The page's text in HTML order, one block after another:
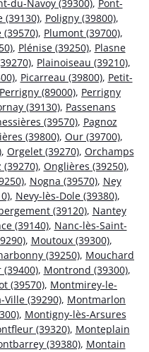
du-Navoy (39300), Pont-
(39130), Poligny (39800),
(39570), Plumont (39700),
, Plénise (39250), Plasne
, Plainoiseau (39210),
, Picarreau (39800), Petit-
Perrigny (89000), Perrigny
(39130), Passenans
(39570), Pagnoz
(39800), Our (39700),
, Orgelet (39270), Orchamps
(39270), Onglières (39250),
, Nogna (39570), Ney
, Nevy-lès-Dole (39380),
(39120), Nantey
(39140), Nanc-lès-Saint-
, Moutoux (39300),
(39250), Mouchard
, Montrond (39300),
(39570), Montmirey-le-
(39290), Montmarlon
, Montigny-lès-Arsures
(39320), Monteplain
(39380), Montain